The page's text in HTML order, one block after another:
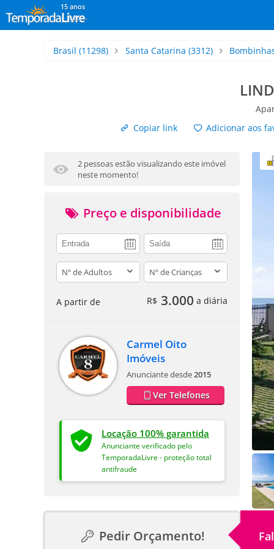
15 anos
Brasil (11298) Santa Catarina (3312)
Copiar link
Adicionar aos
2 pessoas estão visualizando este imóvel
neste momento!
Preço e disponibilidade
adults children
A partir de R$ 3.000 a diária
Carmel Oito
Imóveis
Anunciante desde2015
Ver Telefones
Locação 100% garantida
Anunciante verificado pelo
TemporadaLivre - proteção total
antifraude
Pedir Orçamento!